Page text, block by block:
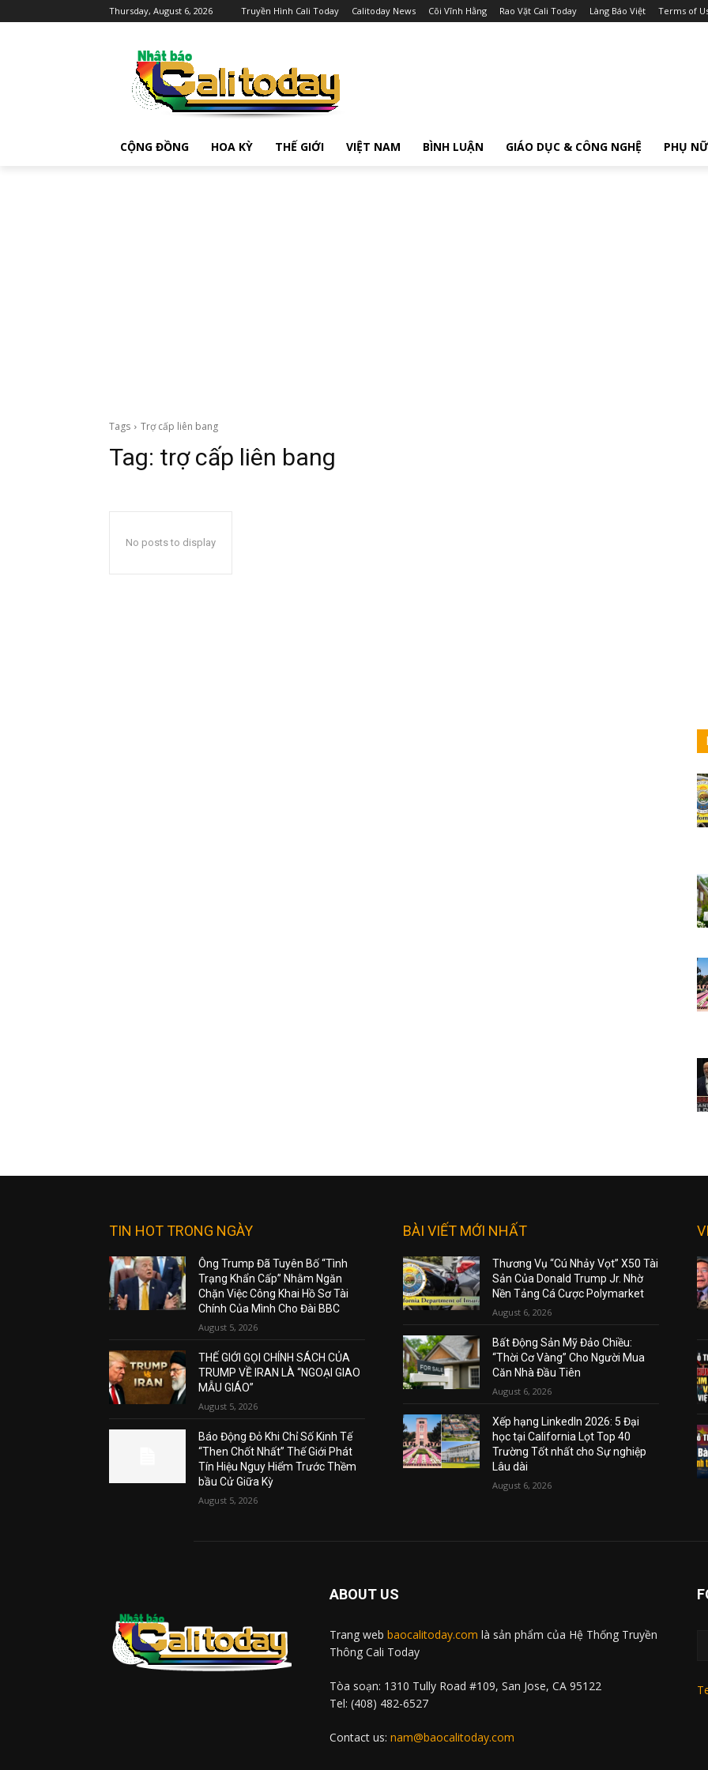
Thursday, August 6, 2026 Truyền Hình Cali Today Calitoday News Cõi Vĩnh Hằng Rao Vặt Cali Today Làng Báo Việt Terms of
CỘNG ĐỒNG HOA KỲ THẾ GIỚI VIỆT NAM BÌNH LUẬN GIÁO DỤC & CÔNG NGHỆ PHỤ NỮ
Tags Trợ cấp liên bang
Tag: trợ cấp liên bang
No posts to display
TIN HOT TRONG NGÀY
Ông Trump Đã Tuyên Bố “Tình
Trạng Khẩn Cấp” Nhằm Ngăn
Chặn Việc Công Khai Hồ Sơ Tài
Chính Của Mình Cho Đài BBC
August 5, 2026
THẾ GIỚI GỌI CHÍNH SÁCH CỦA
TRUMP VỀ IRAN LÀ “NGOẠI GIAO
MẪU GIÁO”
August 5, 2026
Báo Động Đỏ Khi Chỉ Số Kinh Tế
“Then Chốt Nhất” Thế Giới Phát
Tín Hiệu Nguy Hiểm Trước Thềm
bầu Cử Giữa Kỳ
August 5, 2026
BÀI VIẾT MỚI NHẤT
Thương Vụ “Cú Nhảy Vọt” X50 Tài
Sản Của Donald Trump Jr. Nhờ
Nền Tảng Cá Cược Polymarket
August 6, 2026
Bất Động Sản Mỹ Đảo Chiều:
“Thời Cơ Vàng” Cho Người Mua
Căn Nhà Đầu Tiên
August 6, 2026
Xếp hạng LinkedIn 2026: 5 Đại
học tại California Lọt Top 40
Trường Tốt nhất cho Sự nghiệp
Lâu dài
August 6, 2026
ABOUT US
Trang web baocalitoday.com là sản phẩm của Hệ Thống Truyền
Thông Cali Today
Tòa soạn: 1310 Tully Road #109, San Jose, CA 95122
Tel: (408) 482-6527
Contact us: nam@baocalitoday.com